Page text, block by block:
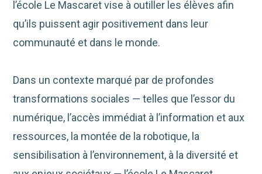
l’école Le Mascaret vise à outiller les élèves afin
qu’ils puissent agir positivement dans leur
communauté et dans le monde.
Dans un contexte marqué par de profondes
transformations sociales — telles que l’essor du
numérique, l’accès immédiat à l’information et aux
ressources, la montée de la robotique, la
sensibilisation à l’environnement, à la diversité et